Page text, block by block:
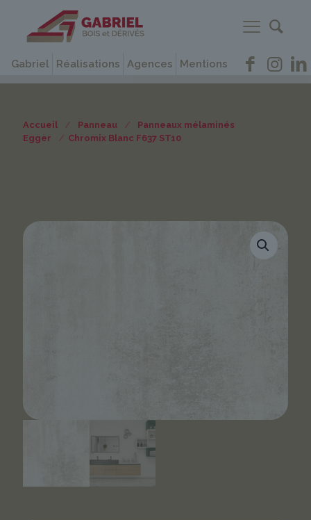
Gabriel Réalisations Agences Mentions
Accueil / Panneau /
Panneaux mélaminés
Egger
/ Chromix Blanc F637 ST10